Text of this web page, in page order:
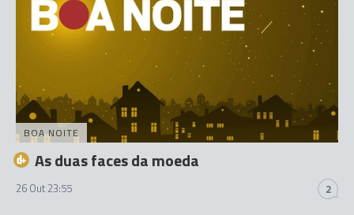
BOA NOITE
As duas faces da moeda
26 Out 23:55 2